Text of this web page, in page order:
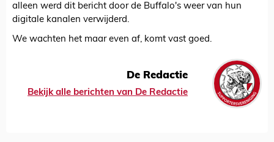
alleen werd dit bericht door de Buffalo's weer van hun
digitale kanalen verwijderd.
We wachten het maar even af, komt vast goed.
De Redactie
Bekijk alle berichten van De Redactie